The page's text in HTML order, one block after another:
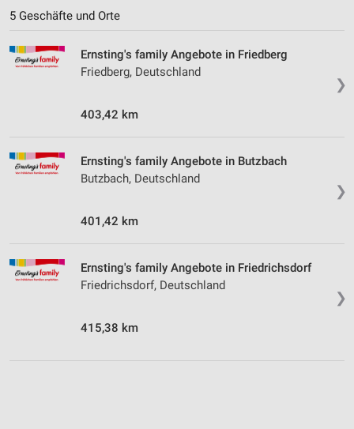
5 Geschäfte und Orte
❯
Ernsting's family Angebote in Friedberg
Friedberg, Deutschland
403,42 km
❯
Ernsting's family Angebote in Butzbach
Butzbach, Deutschland
401,42 km
❯
Ernsting's family Angebote in Friedrichsdorf
Friedrichsdorf, Deutschland
415,38 km